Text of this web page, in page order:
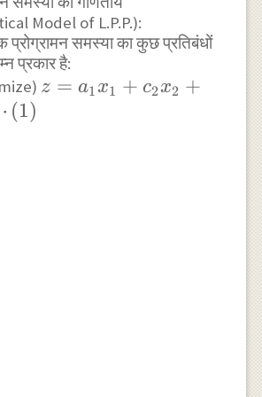
Model of L.P.P.):
समस्या का कुछ प्रतिबंधों
प्रकार है:
z=a_{1}
z = a1 x1 + c2x2 +
(1)